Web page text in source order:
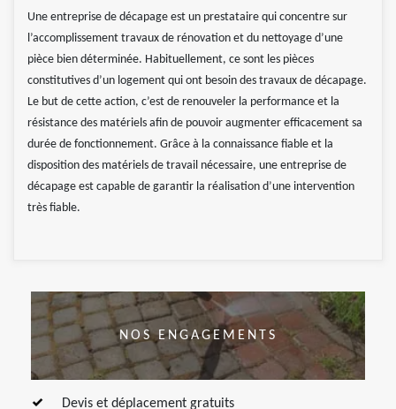
Une entreprise de décapage est un prestataire qui concentre sur
l’accomplissement travaux de rénovation et du nettoyage d’une
pièce bien déterminée. Habituellement, ce sont les pièces
constitutives d’un logement qui ont besoin des travaux de décapage.
Le but de cette action, c’est de renouveler la performance et la
résistance des matériels afin de pouvoir augmenter efficacement sa
durée de fonctionnement. Grâce à la connaissance fiable et la
disposition des matériels de travail nécessaire, une entreprise de
décapage est capable de garantir la réalisation d’une intervention
très fiable.
NOS ENGAGEMENTS
Devis et déplacement gratuits